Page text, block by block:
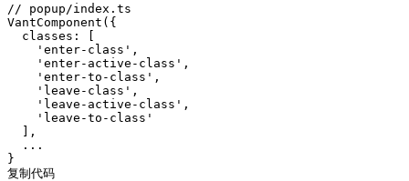
// popup/index.ts
VantComponent({
  classes: [
    'enter-class',
    'enter-active-class',
    'enter-to-class',
    'leave-class',
    'leave-active-class',
    'leave-to-class'
  ],
  ...
}
复制代码